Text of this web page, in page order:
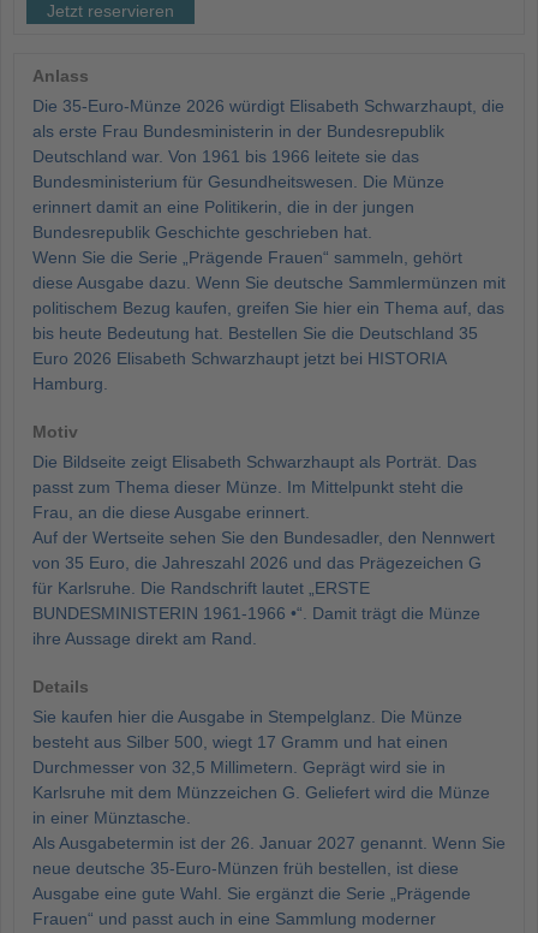
Jetzt reservieren
Anlass
Die 35-Euro-Münze 2026 würdigt Elisabeth Schwarzhaupt, die
als erste Frau Bundesministerin in der Bundesrepublik
Deutschland war. Von 1961 bis 1966 leitete sie das
Bundesministerium für Gesundheitswesen. Die Münze
erinnert damit an eine Politikerin, die in der jungen
Bundesrepublik Geschichte geschrieben hat.
Wenn Sie die Serie „Prägende Frauen“ sammeln, gehört
diese Ausgabe dazu. Wenn Sie deutsche Sammlermünzen mit
politischem Bezug kaufen, greifen Sie hier ein Thema auf, das
bis heute Bedeutung hat. Bestellen Sie die Deutschland 35
Euro 2026 Elisabeth Schwarzhaupt jetzt bei HISTORIA
Hamburg.
Motiv
Die Bildseite zeigt Elisabeth Schwarzhaupt als Porträt. Das
passt zum Thema dieser Münze. Im Mittelpunkt steht die
Frau, an die diese Ausgabe erinnert.
Auf der Wertseite sehen Sie den Bundesadler, den Nennwert
von 35 Euro, die Jahreszahl 2026 und das Prägezeichen G
für Karlsruhe. Die Randschrift lautet „ERSTE
BUNDESMINISTERIN 1961-1966 •“. Damit trägt die Münze
ihre Aussage direkt am Rand.
Details
Sie kaufen hier die Ausgabe in Stempelglanz. Die Münze
besteht aus Silber 500, wiegt 17 Gramm und hat einen
Durchmesser von 32,5 Millimetern. Geprägt wird sie in
Karlsruhe mit dem Münzzeichen G. Geliefert wird die Münze
in einer Münztasche.
Als Ausgabetermin ist der 26. Januar 2027 genannt. Wenn Sie
neue deutsche 35-Euro-Münzen früh bestellen, ist diese
Ausgabe eine gute Wahl. Sie ergänzt die Serie „Prägende
Frauen“ und passt auch in eine Sammlung moderner